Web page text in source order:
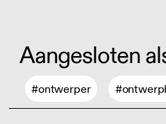
Aangesloten
#ontwerper